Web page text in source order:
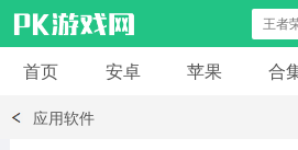
安卓应用
首页 安卓 苹果 合
应用软件